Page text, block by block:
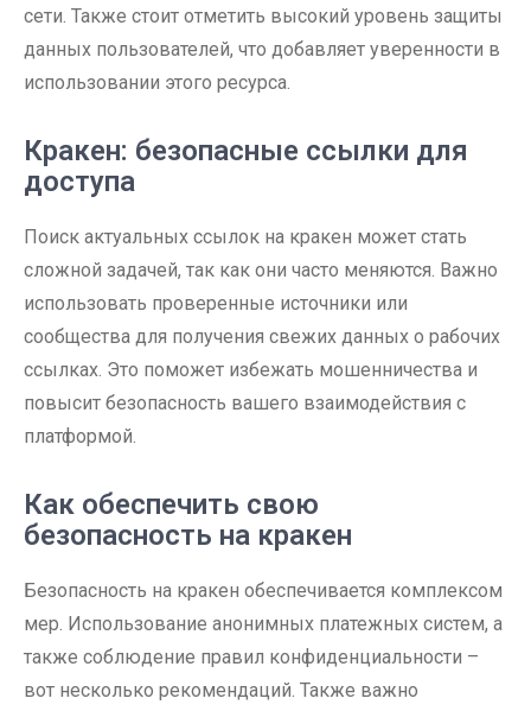
сети. Также стоит отметить высокий уровень защиты
данных пользователей, что добавляет уверенности в
использовании этого ресурса.
Кракен: безопасные ссылки для
доступа
Поиск актуальных ссылок на кракен может стать
сложной задачей, так как они часто меняются. Важно
использовать проверенные источники или
сообщества для получения свежих данных о рабочих
ссылках. Это поможет избежать мошенничества и
повысит безопасность вашего взаимодействия с
платформой.
Как обеспечить свою
безопасность на кракен
Безопасность на кракен обеспечивается комплексом
мер. Использование анонимных платежных систем, а
также соблюдение правил конфиденциальности –
вот несколько рекомендаций. Также важно